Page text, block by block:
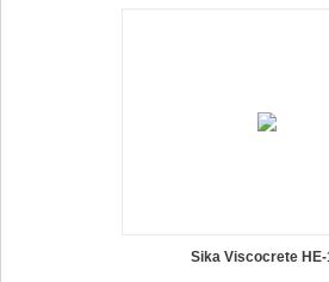
Sika Viscocrete HE-